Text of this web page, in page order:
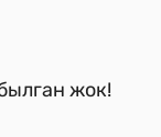
жок!